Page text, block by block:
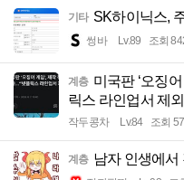
기타 SK하이닉스,
썽바 Lv.89 조회
계층 미국판 ‘오징
릭스 라인업서 제외
작두콩차 Lv.84 조회
계층 남자 인생에서